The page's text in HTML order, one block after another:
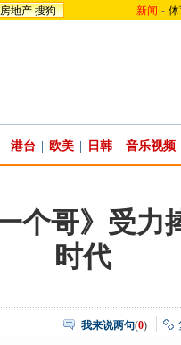
地产 搜狗 新闻 -
港台 欧美 日韩 音乐视频
个哥》受力
时代
我来说两句(0)